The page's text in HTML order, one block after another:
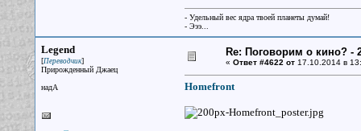
- Удельный вес ядра твоей планеты думай!
- Эээ...
Legend
[Переводчик]
Прирожденный Джаец
надА
Re: Поговорим о кино? -
« Ответ #4622 от17.10.2014 в
Homefront